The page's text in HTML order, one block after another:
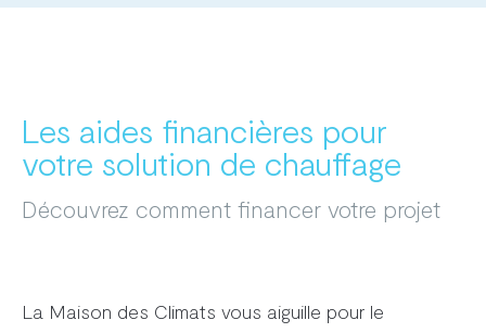
Les aides financières pour
votre solution de chauffage
Découvrez comment financer votre projet
La Maison des Climats vous aiguille pour le